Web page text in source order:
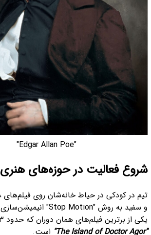
"Edgar Allan Poe"
شروع فعالیت در حوزه‌های هنری
و سفید به روش "Stop Motion" انیمیشن‌سازی رو دنبال می‌کرد.
یکی از برترین فیلم‌های همان دوران که حدود 13 سالگی‌اش بود
"The Island of Doctor Agor"
است.